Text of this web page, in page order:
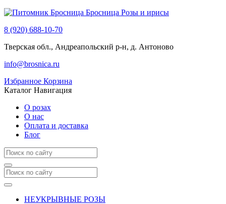
Бросница Розы и ирисы
8 (920) 688-10-70
Тверская обл., Андреапольский р-н, д. Антоново
info@brosnica.ru
Избранное Корзина
Каталог Навигация
О розах
О нас
Оплата и доставка
Блог
НЕУКРЫВНЫЕ РОЗЫ